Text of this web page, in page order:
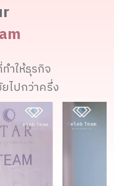
ำให้ธุรกิจ
ไปกว่าครึ่ง